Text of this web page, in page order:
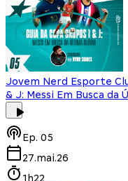
Jovem Nerd Esporte
& J: Messi Em Busca da
Ep. 05
27.mai.26
1h22